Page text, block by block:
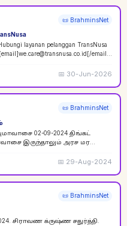
📜 BrahminsNet
layanan pelanggan TransNusa
email].
📅 30-Jun-2026
📜 BrahminsNet
இருந்தாலும் அரச மர
📅 29-Aug-2024
📜 BrahminsNet